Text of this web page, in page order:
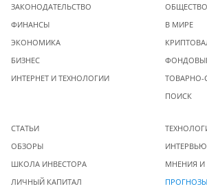
ЗАКОНОДАТЕЛЬСТВО
ФИНАНСЫ
ЭКОНОМИКА
БИЗНЕС
ИНТЕРНЕТ И ТЕХНОЛОГИИ
В МИРЕ
ТОВАРНО-
ПОИСК
СТАТЬИ
ОБЗОРЫ
ШКОЛА ИНВЕСТОРА
ЛИЧНЫЙ КАПИТАЛ
ИНТЕРВЬЮ
МНЕНИЯ
ПРОГНОЗЫ